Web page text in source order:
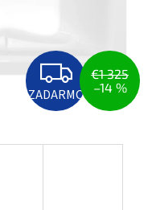
Z
A
D
A
R
ZADARMO
€1 325
–14 %